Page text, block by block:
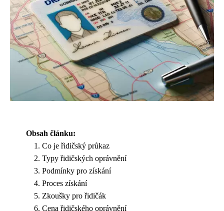
Obsah článku:
Co je řidičský průkaz
Typy řidičských oprávnění
Podmínky pro získání
Proces získání
Zkoušky pro řidičák
Cena řidičského oprávnění